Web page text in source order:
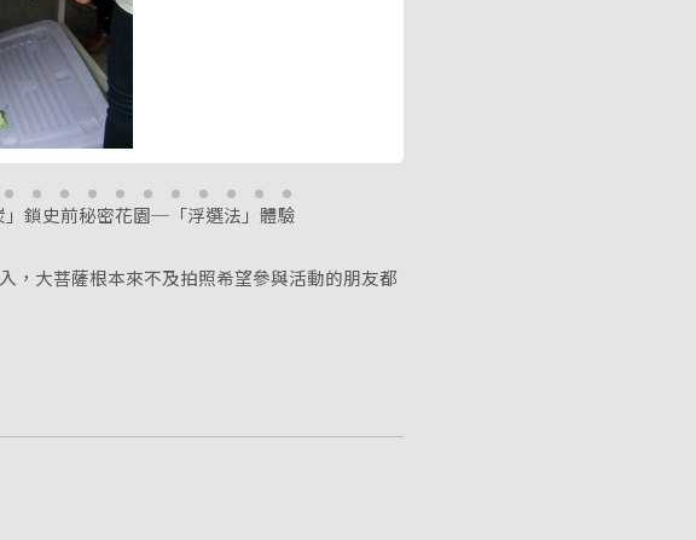
鎖史前秘密花園─「浮選法」體驗
大菩薩根本來不及拍照希望參與活動的朋友都